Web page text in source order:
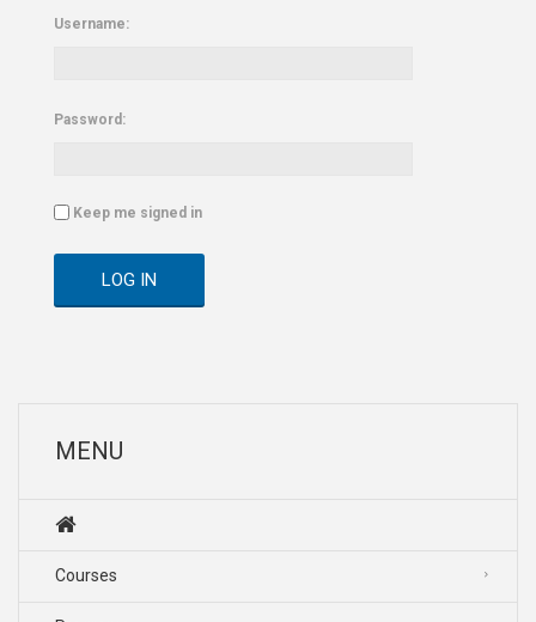
Username:
Password:
Keep me signed in
LOG IN
MENU
Courses